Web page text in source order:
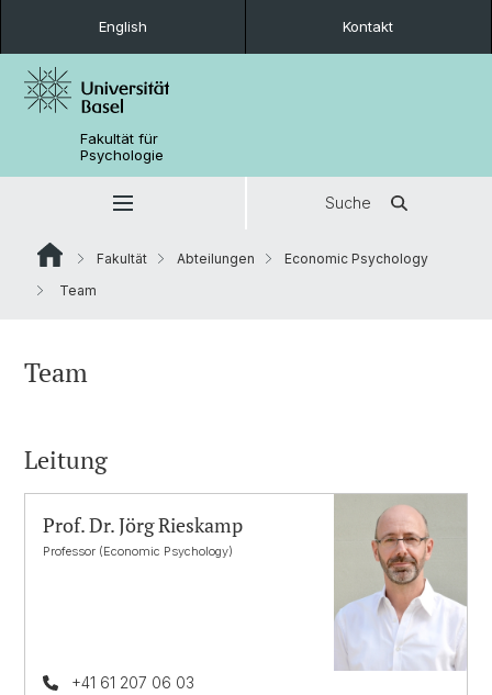
English Kontakt
Fakultät für
Psychologie
Suche
Fakultät Abteilungen
Economic Psychology
Team
Team
Leitung
Prof. Dr. Jörg Rieskamp
Professor (Economic Psychology)
+41 61 207 06 03